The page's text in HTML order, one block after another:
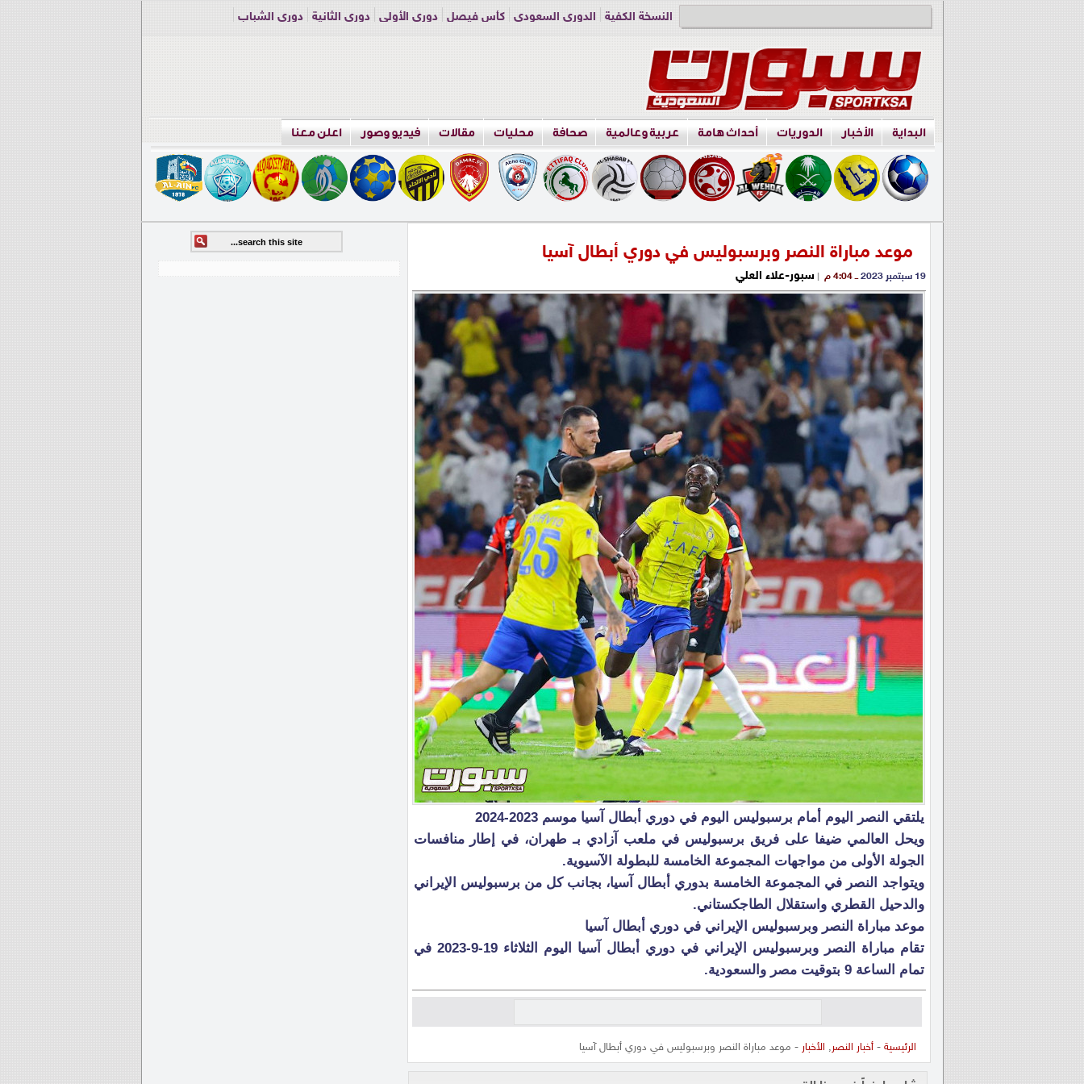
النسخة الكفية الدوري السعودي كأس فيصل دوري الأولى دوري الثانية
دوري الشباب
البداية الأخبار الدوريات أحداث هامة عربية وعالمية صحافة محليات مقالات فيديو وصور اعلن معنا
موعد مباراة النصر وبرسبوليس في دوري أبطال آسيا
19 سبتمبر 2023 ــ 4:04 م | سبور-علاء العلي
يلتقي النصر اليوم أمام برسبوليس اليوم في دوري أبطال آسيا موسم 2023-2024
ويحل العالمي ضيفا على فريق برسبوليس في ملعب آزادي بـ طهران، في إطار منافسات
الجولة الأولى من مواجهات المجموعة الخامسة للبطولة الآسيوية.
ويتواجد النصر في المجموعة الخامسة بدوري أبطال آسيا، بجانب كل من برسبوليس الإيراني
والدحيل القطري واستقلال الطاجكستاني.
موعد مباراة النصر وبرسبوليس الإيراني في دوري أبطال آسيا
تقام مباراة النصر وبرسبوليس الإيراني في دوري أبطال آسيا اليوم الثلاثاء 19-9-2023 في
تمام الساعة 9 بتوقيت مصر والسعودية.
الرئيسية -أخبار النصر, الأخبار - موعد مباراة النصر وبرسبوليس في دوري أبطال آسيا